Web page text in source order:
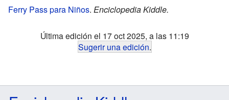
Ferry Pass para Niños. Enciclopedia Kiddle.
Última edición el 17 oct 2025, a las 11:19
Sugerir una edición.